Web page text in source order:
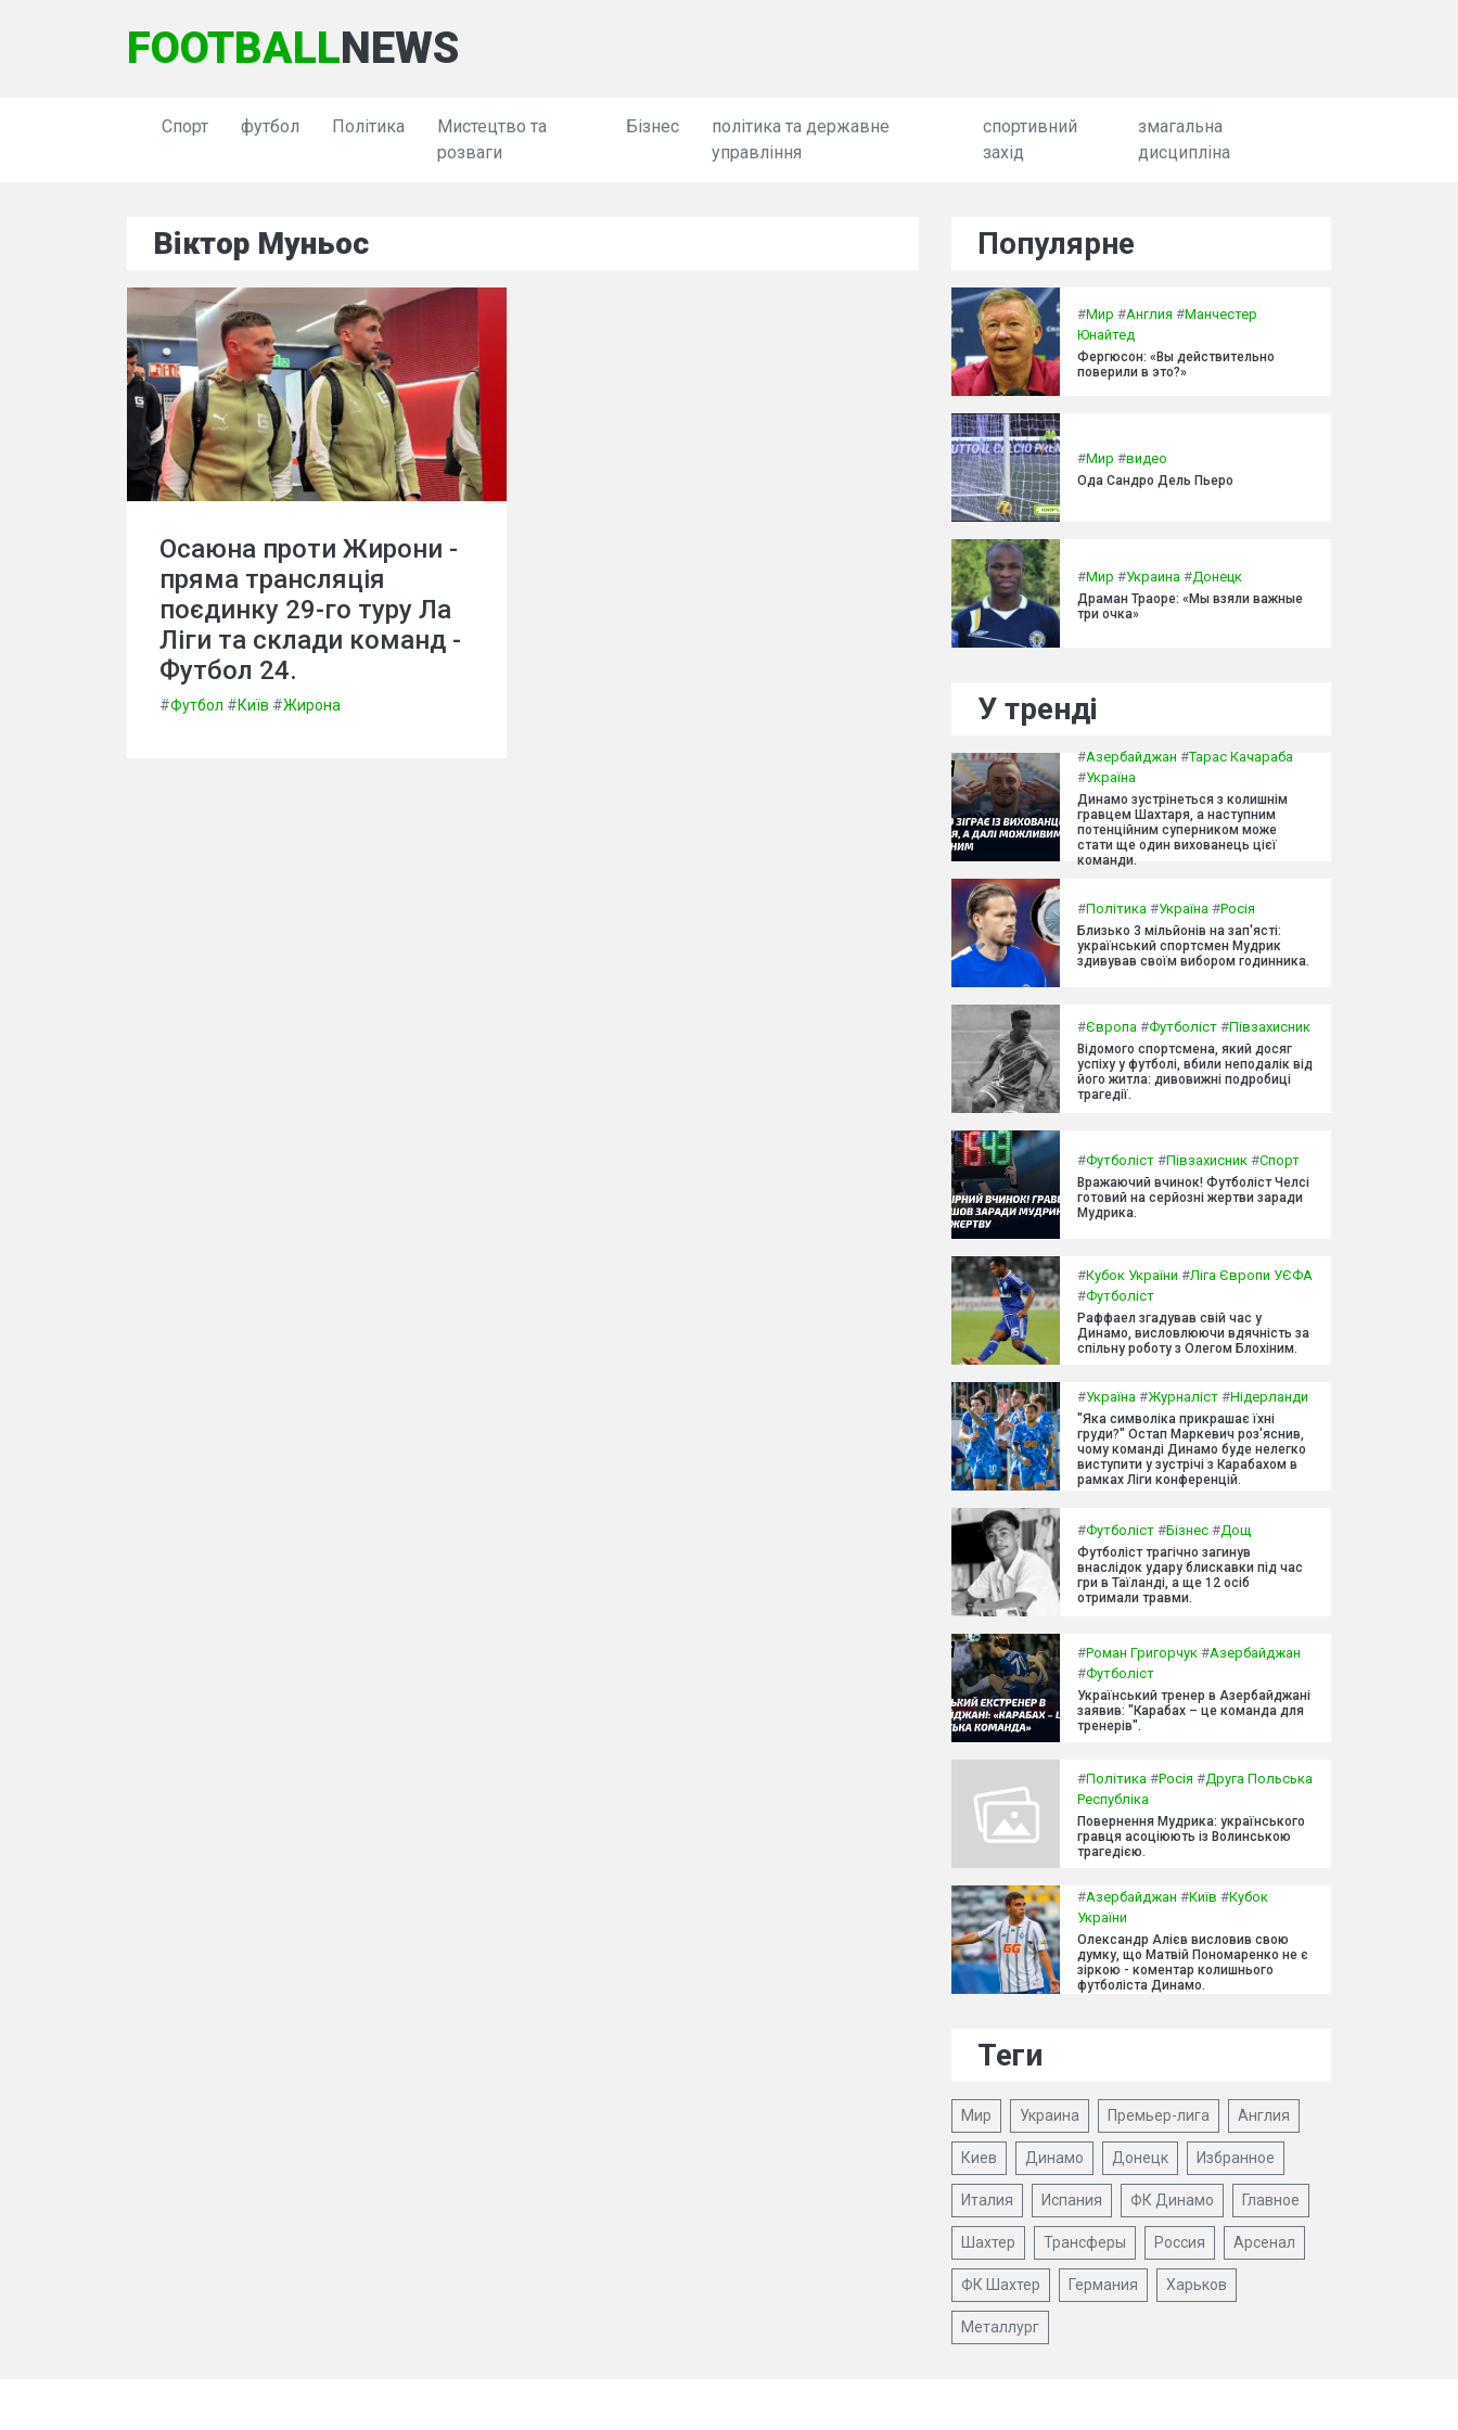
FOOTBALLNEWS
Спорт футбол Політика
Мистецтво та
розваги
Бізнес
політика та державне
управління
спортивний
захід
змагальна
дисципліна
Віктор Муньос
Осаюна проти Жирони -
пряма трансляція
поєдинку 29-го туру Ла
Ліги та склади команд -
Футбол 24.
#Футбол #Київ #Жирона
Популярне
#Мир #Англия #Манчестер
Юнайтед
Фергюсон: «Вы действительно
поверили в это?»
#Мир #видео
Ода Сандро Дель Пьеро
#Мир #Украина #Донецк
Драман Траоре: «Мы взяли важные
три очка»
У тренді
#Азербайджан #Тарас Качараба
#Україна
Динамо зустрінеться з колишнім
гравцем Шахтаря, а наступним
потенційним суперником може
стати ще один вихованець цієї
команди.
#Політика #Україна #Росія
Близько 3 мільйонів на зап'ясті:
український спортсмен Мудрик
здивував своїм вибором годинника.
#Європа #Футболіст #Півзахисник
Відомого спортсмена, який досяг
успіху у футболі, вбили неподалік від
його житла: дивовижні подробиці
трагедії.
#Футболіст #Півзахисник #Спорт
Вражаючий вчинок! Футболіст Челсі
готовий на серйозні жертви заради
Мудрика.
#Кубок України #Ліга Європи УЄФА
#Футболіст
Раффаел згадував свій час у
Динамо, висловлюючи вдячність за
спільну роботу з Олегом Блохіним.
#Україна #Журналіст #Нідерланди
"Яка символіка прикрашає їхні
груди?" Остап Маркевич роз'яснив,
чому команді Динамо буде нелегко
виступити у зустрічі з Карабахом в
рамках Ліги конференцій.
#Футболіст #Бізнес #Дощ
Футболіст трагічно загинув
внаслідок удару блискавки під час
гри в Таїланді, а ще 12 осіб
отримали травми.
#Роман Григорчук #Азербайджан
#Футболіст
Український тренер в Азербайджані
заявив: "Карабах – це команда для
тренерів".
#Політика #Росія #Друга Польська
Республіка
Повернення Мудрика: українського
гравця асоціюють із Волинською
трагедією.
#Азербайджан #Київ #Кубок
України
Олександр Алієв висловив свою
думку, що Матвій Пономаренко не є
зіркою - коментар колишнього
футболіста Динамо.
Теги
Мир Украина Премьер-лига Англия
Киев Динамо Донецк Избранное
Италия Испания ФК Динамо Главное
Шахтер Трансферы Россия Арсенал
ФК Шахтер Германия Харьков
Металлург